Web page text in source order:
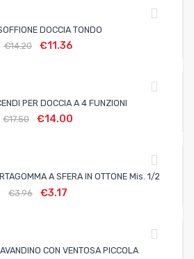
DOCCIA TONDO
€14.20 €11.36
PER DOCCIA A 4 FUNZIONI
€17.50 €14.00
A SFERA IN OTTONE Mis. 1/2
€3.96 €3.17
CON VENTOSA PICCOLA